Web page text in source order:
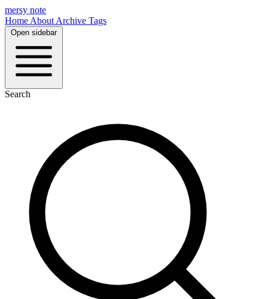
mersy note
Home About Archive Tags
Open sidebar
Search